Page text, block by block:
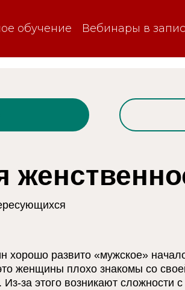
Вебинары в
обучение
развито «мужское»
женщины плохо знакомы со
за этого возникают сложности с